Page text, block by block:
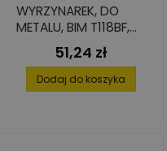
WYRZYNAREK, DO
METALU, BIM T118BF,
55X1,0X7,8 (5 SZT.)
Cena
51,24 zł
Dodaj do koszyka